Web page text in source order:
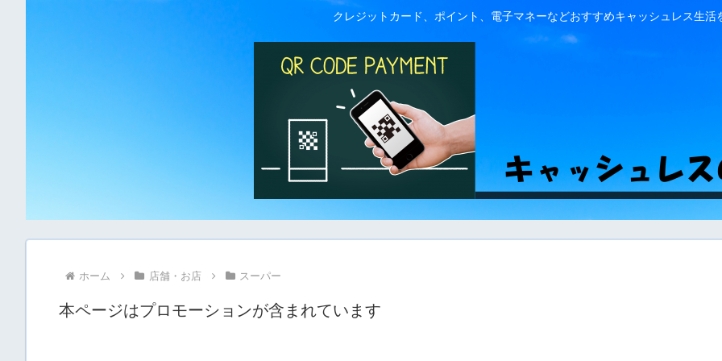
クレジットカード、ポイント、電子マネーなどおすすめキャッシュレス生活
ホーム 店舗・お店 スーパー
本ページはプロモーションが含まれています